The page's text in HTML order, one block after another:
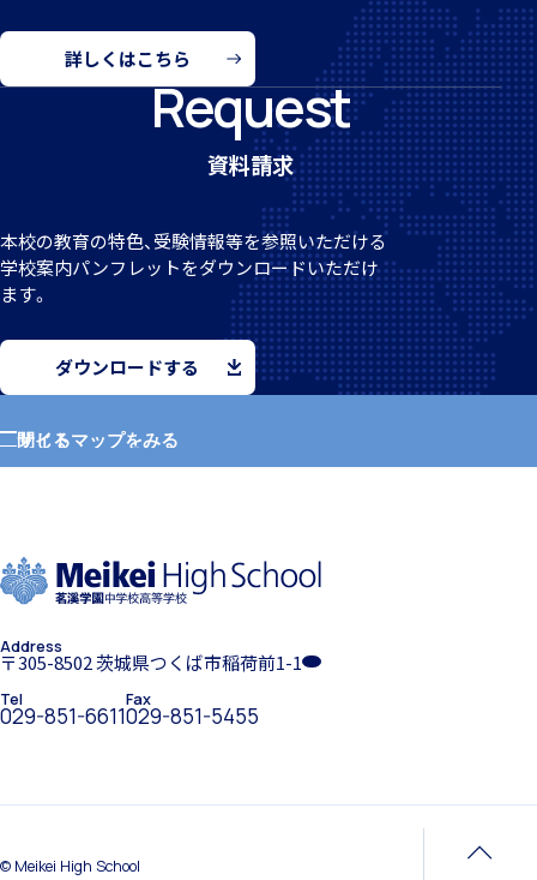
詳しくはこちら
Request
資料請求
本校の教育の特色、受験情報等を参照いただける
学校案内パンフレットをダウンロードいただけ
ます。
ダウンロードする
サイトマップをみる
閉じる
学校長挨拶
Address
〒305-8502 茨城県つくば市稲荷前1-1
Tel
029-851-6611
Fax
029-851-5455
© Meikei High School
国内・海外研修旅行
キャンプ
クラブ活動
留学制度